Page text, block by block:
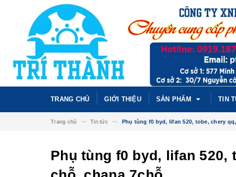
TRANG CHỦ GIỚI THIỆU SẢN PHẨM TIN
Trang chủ Tin tức Phụ tùng f0 byd, lifan 520, tobe, chery
Phụ tùng f0 byd, lifan